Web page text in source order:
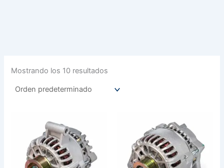
Mostrando los 10 resultados